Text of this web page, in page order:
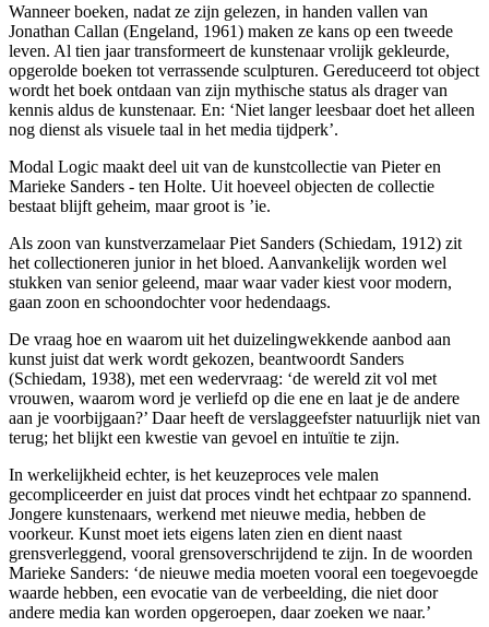
Wanneer boeken, nadat ze zijn gelezen, in handen vallen van
Jonathan Callan (Engeland, 1961) maken ze kans op een tweede
leven. Al tien jaar transformeert de kunstenaar vrolijk gekleurde,
opgerolde boeken tot verrassende sculpturen. Gereduceerd tot object
wordt het boek ontdaan van zijn mythische status als drager van
kennis aldus de kunstenaar. En: ‘Niet langer leesbaar doet het alleen
nog dienst als visuele taal in het media tijdperk’.
Modal Logic maakt deel uit van de kunstcollectie van Pieter en
Marieke Sanders - ten Holte. Uit hoeveel objecten de collectie
bestaat blijft geheim, maar groot is ’ie.
Als zoon van kunstverzamelaar Piet Sanders (Schiedam, 1912) zit
het collectioneren junior in het bloed. Aanvankelijk worden wel
stukken van senior geleend, maar waar vader kiest voor modern,
gaan zoon en schoondochter voor hedendaags.
De vraag hoe en waarom uit het duizelingwekkende aanbod aan
kunst juist dat werk wordt gekozen, beantwoordt Sanders
(Schiedam, 1938), met een wedervraag: ‘de wereld zit vol met
vrouwen, waarom word je verliefd op die ene en laat je de andere
aan je voorbijgaan?’ Daar heeft de verslaggeefster natuurlijk niet van
terug; het blijkt een kwestie van gevoel en intuïtie te zijn.
In werkelijkheid echter, is het keuzeproces vele malen
gecompliceerder en juist dat proces vindt het echtpaar zo spannend.
Jongere kunstenaars, werkend met nieuwe media, hebben de
voorkeur. Kunst moet iets eigens laten zien en dient naast
grensverleggend, vooral grensoverschrijdend te zijn. In de woorden
Marieke Sanders: ‘de nieuwe media moeten vooral een toegevoegde
waarde hebben, een evocatie van de verbeelding, die niet door
andere media kan worden opgeroepen, daar zoeken we naar.’